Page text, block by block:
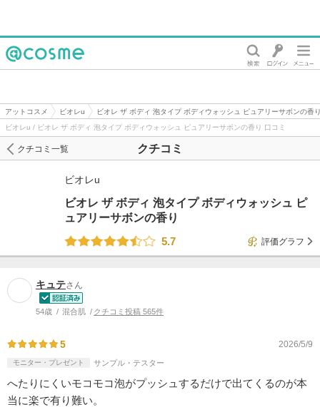
アットコスメ ビオレu
ビオレ ザ ボディ 泡タイプ ボディウォッシュ ピュアリーサボンの香
ビオレu / ビオレ ザ ボディ 泡タイプ ボディウォッシュ ピュアリーサボンの香り 口コミ
クチコミ
クチコミ一覧
ビオレu
ビオレ ザ ボディ 泡タイプ ボディウォッシュ ピ
ュアリーサボンの香り
5.7
評価グラフ
キュテさん
54歳 混合肌 クチコミ投稿 565件
5 2026/5/9
モニター・プレゼント サンプル・テスター
へたりにくいモコモコ泡がプッシュするだけで出てくるのが本
当に楽で有り難い。